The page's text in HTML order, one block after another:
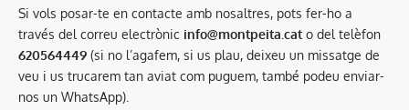
Si vols posar-te en contacte amb nosaltres, pots fer-ho a
través del correu electrònic info@montpeita.cato del telèfon
620564449 (si no l’agafem, si us plau, deixeu un missatge de
veu i us trucarem tan aviat com puguem, també podeu enviar-
nos un WhatsApp).